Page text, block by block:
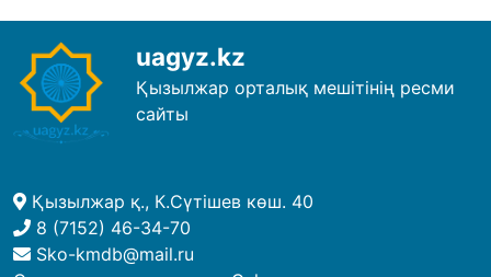
uagyz.kz
Қызылжар орталық мешітінің ресми
сайты
Қызылжар қ., К.Сүтішев көш. 40
8 (7152) 46-34-70
Sko-kmdb@mail.ru